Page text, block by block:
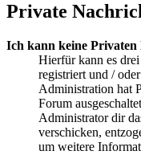
Private
Ich kann keine Privaten
Hierfür kann es
registriert und /
Administration hat
Forum
Administrator dir
verschicken,
um weitere